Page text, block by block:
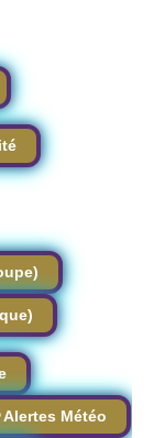
Alertes Météo